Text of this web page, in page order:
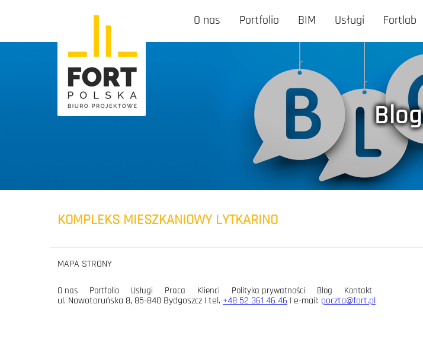
O nas Portfolio BIM Usługi Fortlab
Blog
KOMPLEKS MIESZKANIOWY LYTKARINO
MAPA STRONY
O nas Portfolio Usługi Praca Klienci Polityka prywatności Blog
Kontakt
ul. Nowotoruńska 8, 85-840 Bydgoszcz | tel. +48 52 361 46 46 | e-mail: poczta@fort.pl